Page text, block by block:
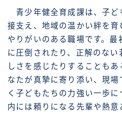
青少年健全育成課は、子ど
接支え、地域の温かい絆を
やりがいのある職場です。
に圧倒されたり、正解のな
しさを感じたりすることも
なたが真摯に寄り添い、現
く子どもたちの力強い一歩
内には頼りになる先輩や熱